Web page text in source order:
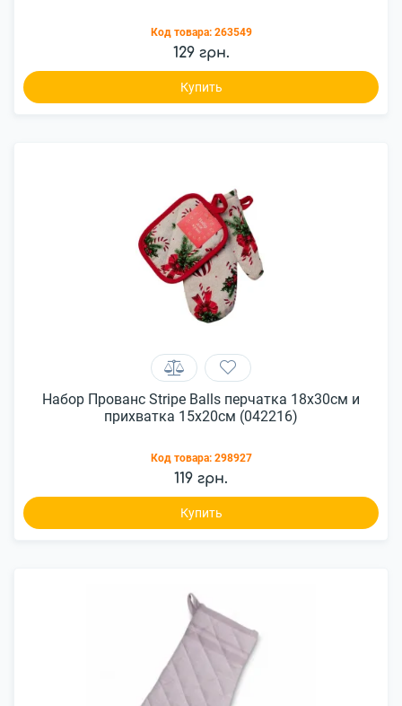
Код товара: 263549
129 грн.
Купить
Набор Прованс Stripe Balls перчатка 18х30см и
прихватка 15х20см (042216)
Код товара: 298927
119 грн.
Купить